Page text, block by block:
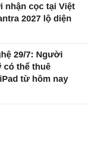
nhận cọc tại Việt
2027 lộ diện
29/7: Người
có thể thuê
từ hôm nay